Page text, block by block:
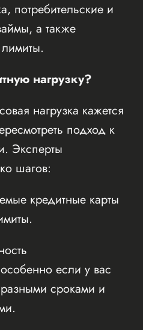
потребительские и
а также
нагрузку?
нагрузка кажется
подход к
Эксперты
шагов:
кредитные карты
если у вас
сроками и